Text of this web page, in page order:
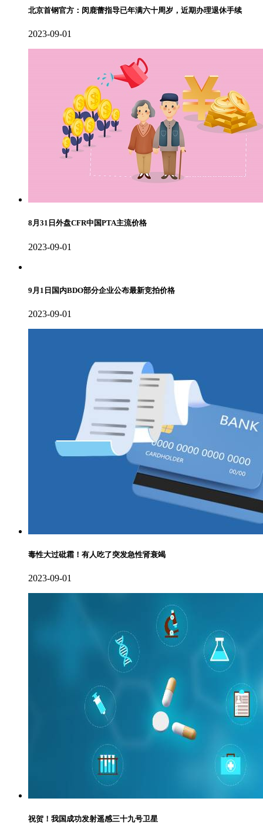
北京首钢官方：闵鹿蕾指导已年满六十周岁，近期办理退休手续
2023-09-01
8月31日外盘CFR中国PTA主流价格
2023-09-01
9月1日国内BDO部分企业公布最新竞拍价格
2023-09-01
毒性大过砒霜！有人吃了突发急性肾衰竭
2023-09-01
祝贺！我国成功发射遥感三十九号卫星